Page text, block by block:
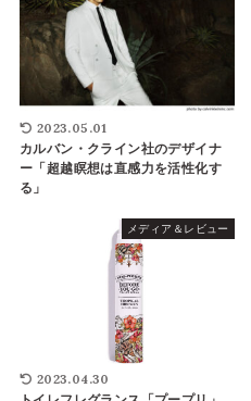
2023.05.01
カルバン・クライン社のデザイナ
ー「超越瞑想は直感力を活性化す
る」
メディア＆レビュー
2023.04.30